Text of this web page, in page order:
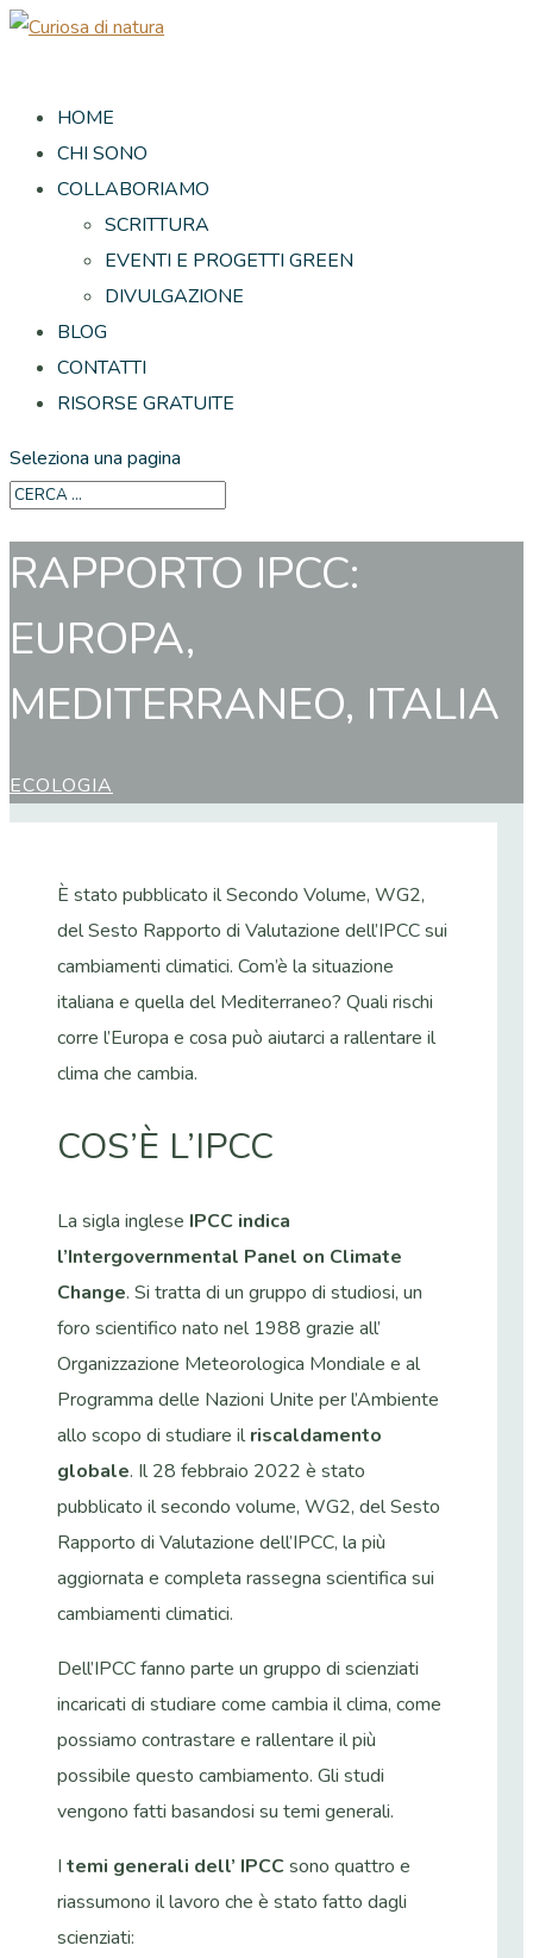
HOME
CHI SONO
COLLABORIAMO
SCRITTURA
EVENTI E PROGETTI GREEN
DIVULGAZIONE
BLOG
CONTATTI
RISORSE GRATUITE
Seleziona una pagina
RAPPORTO IPCC:
EUROPA,
MEDITERRANEO, ITALIA
ECOLOGIA
È stato pubblicato il Secondo Volume, WG2,
del Sesto Rapporto di Valutazione dell’IPCC sui
cambiamenti climatici. Com’è la situazione
italiana e quella del Mediterraneo? Quali rischi
corre l’Europa e cosa può aiutarci a rallentare il
clima che cambia.
COS’È L’IPCC
La sigla inglese IPCC indica
l’Intergovernmental Panel on Climate
Change. Si tratta di un gruppo di studiosi, un
foro scientifico nato nel 1988 grazie all’
Organizzazione Meteorologica Mondiale e al
Programma delle Nazioni Unite per l’Ambiente
allo scopo di studiare ilriscaldamento
globale. Il 28 febbraio 2022 è stato
pubblicato il secondo volume, WG2, del Sesto
Rapporto di Valutazione dell’IPCC, la più
aggiornata e completa rassegna scientifica sui
cambiamenti climatici.
Dell’IPCC fanno parte un gruppo di scienziati
incaricati di studiare come cambia il clima, come
possiamo contrastare e rallentare il più
possibile questo cambiamento. Gli studi
vengono fatti basandosi su temi generali.
I temi generali dell’ IPCCsono quattro e
riassumono il lavoro che è stato fatto dagli
scienziati: